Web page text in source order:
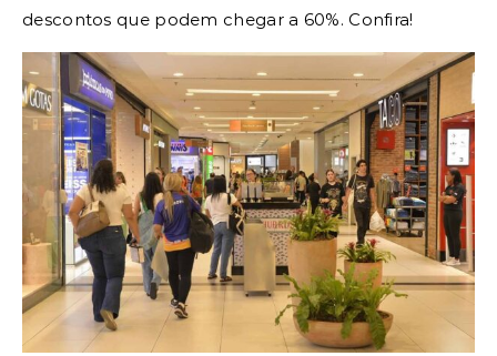
descontos que podem chegar a 60%. Confira!